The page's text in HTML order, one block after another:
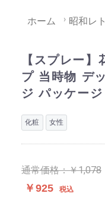
ホーム 昭和レ
【スプレー
プ 当時物 デ
ジ パッケージ
化粧 女性
通常価格：￥1,078
￥925 税込